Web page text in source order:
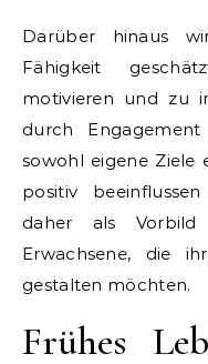
Darüber hinaus
Fähigkeit
motivieren und zu
durch
sowohl eigene Ziele
positiv
daher als
Erwachsene, die
gestalten möchten.
Frühes